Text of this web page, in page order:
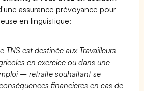
assurance prévoyance pour
en linguistique:
TNS est destinée aux Travailleurs
en exercice ou dans une
– retraite souhaitant se
financières en cas de